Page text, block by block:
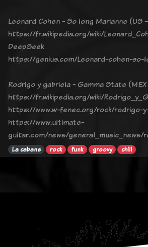
Leonard Cohen - So long Marianne (US
https://fr.wikipedia.org/wiki/
DeepSeek
https://genius.com/Leonard-cohen-so-
Rodrigo y gabriela - Gamma State (MEX
https://fr.wikipedia.org/wiki/
https://www.w-fenec.org/rock/rodrigo-
https://www.ultimate-
guitar.com/news/
La cabane rock funk groovy chill